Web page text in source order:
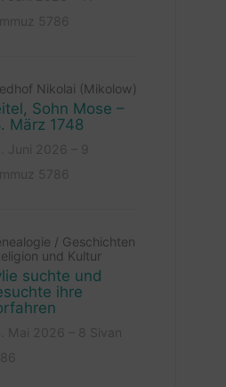
Nikolai (Mikolow)
Sohn Mose –
März 1748
/ Geschichten
und Kultur
suchte und
ihre